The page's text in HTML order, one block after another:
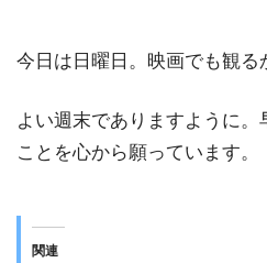
今日は日曜日。映画でも観る
よい週末でありますように
ことを心から願っています。
関連